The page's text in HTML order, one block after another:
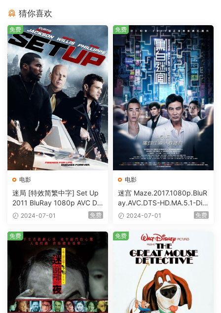
猜你喜欢
电影
迷局 [特效简繁中字] Set Up
2011 BluRay 1080p AVC DT
S-HD MA5.1-shhaclm@CHD
2024-07-01 免费
免费
电影
迷宫 Maze.2017.1080p.BluR
ay.AVC.DTS-HD.MA.5.1-DiY
@HDHome [BDISO 19.7GB]
2024-07-01 免费
免费
免费 免费